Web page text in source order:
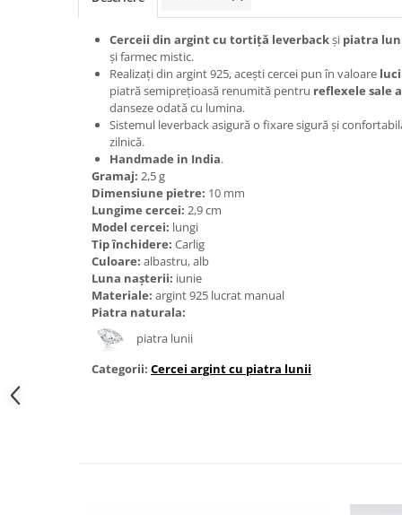
Bijuterii onix
Bijuterii peridot
Bijuterii piatra lunii
Bijuterii piatra soarelui
Bijuterii rodocrozit
Bijuterii rubin
Bijuterii safir
Bijuterii sidef si abalone
Bijuterii smarald
Bijuterii sodalit
Bijuterii tanzanit
Bijuterii topaz
Cerceii din argint cu tortiță leverbackși piatra
și farmec mistic.
Realizați din argint 925, acești cercei pun în valoare
piatră semiprețioasă renumită pentru reflexele sale
danseze odată cu lumina.
Sistemul leverback asigură o fixare sigură și
zilnică.
Handmade in India.
Gramaj: 2,5 g
Dimensiune pietre: 10 mm
Lungime cercei: 2,9 cm
Model cercei: lungi
Tip închidere: Carlig
Culoare: albastru, alb
Luna nașterii: iunie
Materiale: argint 925 lucrat manual
Piatra naturala:
piatra lunii
Categorii: Cercei argint cu piatra lunii